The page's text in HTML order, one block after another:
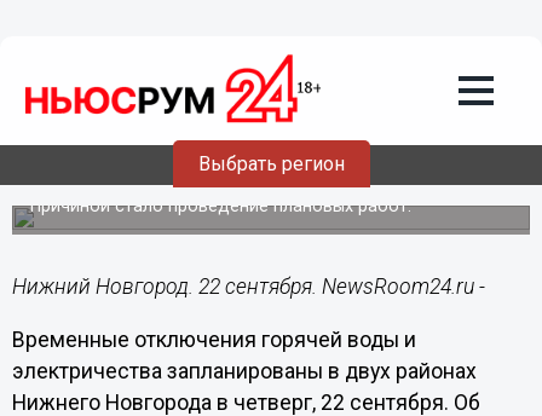
Выбрать регион
Свет и ГВС отключили частично в двух
районах Нижнего Новгорода 22
Причиной стало проведение плановых работ.
Нижний Новгород. 22 сентября. NewsRoom24.ru -
Временные отключения горячей воды и
электричества запланированы в двух районах
Нижнего Новгорода в четверг, 22 сентября. Об